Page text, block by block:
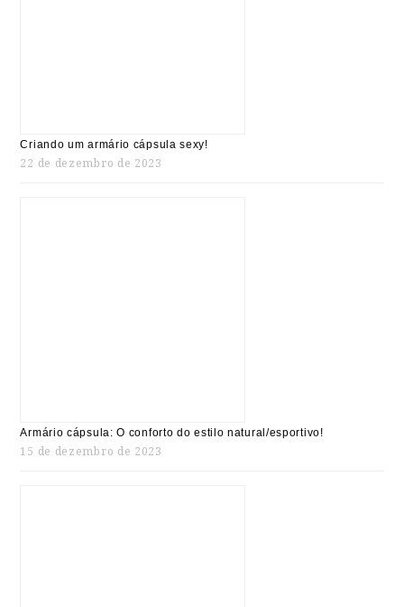
Criando um armário cápsula sexy!
22 de dezembro de 2023
Armário cápsula: O conforto do estilo natural/esportivo!
15 de dezembro de 2023